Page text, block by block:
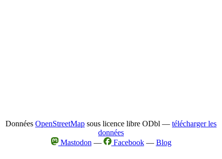
Données OpenStreetMap sous licence libre ODbl — télécharger les
données
Mastodon — Facebook— Blog